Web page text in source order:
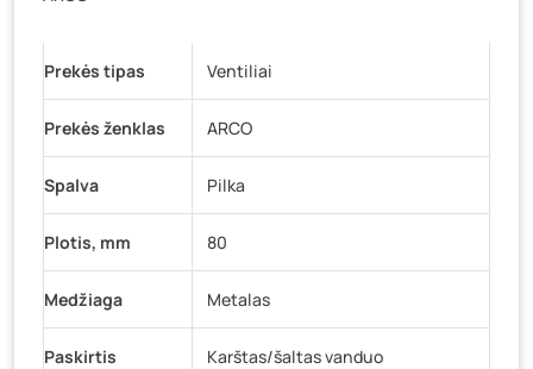
K. Donelaičio g. 17, Rokiškis
Šaltupės g. 64, Zarasai- 0 vienetų
Prekės tipas Ventiliai
Prekės ženklas ARCO
Spalva Pilka
Plotis, mm 80
Medžiaga Metalas
Paskirtis Karštas/šaltas vanduo